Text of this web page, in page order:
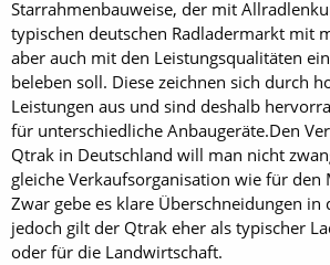
Starrahmenbauweise, der mit
typischen deutschen Radladermarkt mit
aber auch mit den Leistungsqualitäten
beleben soll. Diese zeichnen sich durch
Leistungen aus und sind deshalb
für unterschiedliche Anbaugeräte.Den
Qtrak in Deutschland will man nicht
gleiche Verkaufsorganisation wie für
Zwar gebe es klare Überschneidungen in
jedoch gilt der Qtrak eher als typischer
oder für die Landwirtschaft.